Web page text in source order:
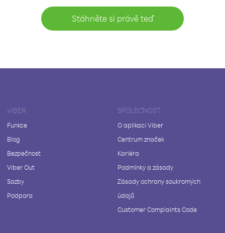
Stáhněte si právě teď
VIBER
Funkce
Blog
Bezpečnost
Viber Out
Sazby
Podpora
SPOLEČNOST
O aplikaci Viber
Centrum značek
Kariéra
Podmínky a zásady
Zásady ochrany soukromých
údajů
Customer Complaints Code